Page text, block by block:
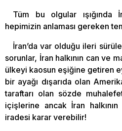
Tüm bu olgular ışığında
hepimizin anlaması gereken
İran’da var olduğu ileri
sorunlar, İran halkının can ve
ülkeyi kaosun eşiğine getiren
bir ayağı dışarıda olan
taraftarı olan sözde
içişlerine ancak İran
iradesi karar verebilir!